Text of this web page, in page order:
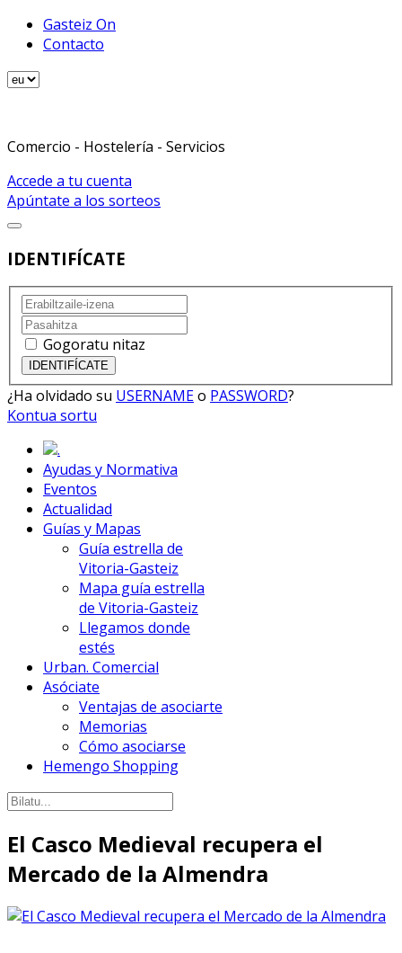
Gasteiz On
Contacto
Comercio - Hostelería - Servicios
Accede a tu cuenta
Apúntate a los sorteos
IDENTIFÍCATE
Gogoratu nitaz
¿Ha olvidado su USERNAMEo PASSWORD?
Kontua sortu
.
Ayudas y Normativa
Eventos
Actualidad
Guías y Mapas
Guía estrella de
Vitoria-Gasteiz
Mapa guía estrella
de Vitoria-Gasteiz
Llegamos donde
estés
Urban. Comercial
Asóciate
Ventajas de asociarte
Memorias
Cómo asociarse
Hemengo Shopping
El Casco Medieval recupera el
Mercado de la Almendra